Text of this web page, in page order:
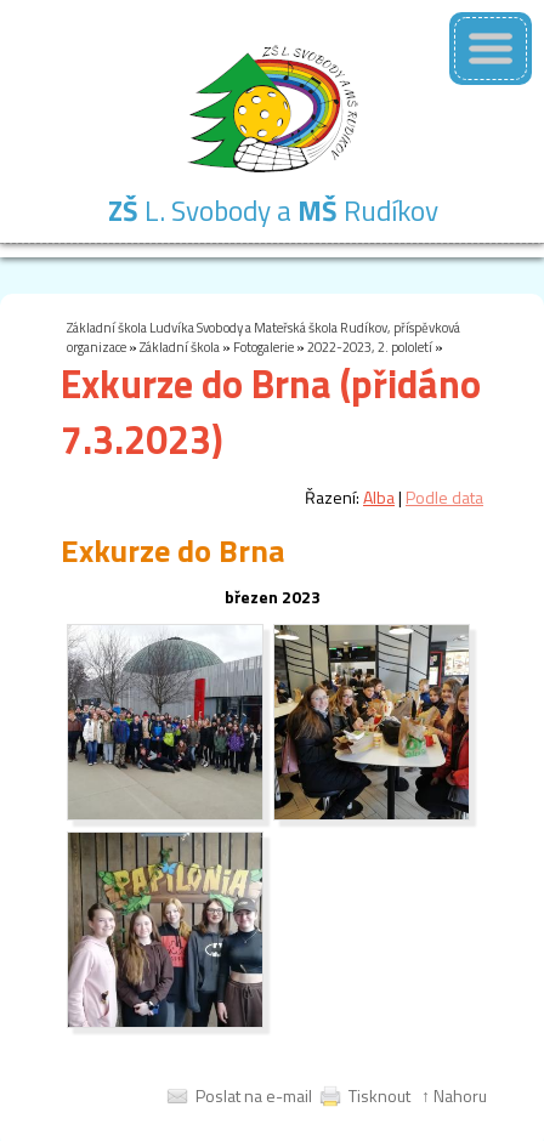
ZŠ L. Svobody a MŠ Rudíkov
Základní škola Ludvíka Svobody a Mateřská škola Rudíkov, příspěvková
organizace»Základní škola» Fotogalerie»2022-2023, 2. pololetí»
Exkurze do Brna (přidáno
7.3.2023)
Řazení:Alba| Podle data
Exkurze do Brna
březen 2023
Poslat na e-mail Tisknout ↑ Nahoru